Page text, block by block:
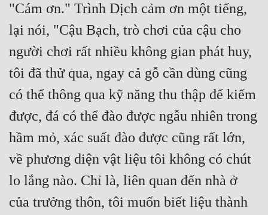
"Cám ơn." Trình Dịch cảm ơn một tiếng,
lại nói, "Cậu Bạch, trò chơi của cậu cho
người chơi rất nhiều không gian phát huy,
tôi đã thử qua, ngay cả gỗ cần dùng cũng
có thể thông qua kỹ năng thu thập để kiếm
được, đá có thể đào được ngẫu nhiên trong
hầm mỏ, xác suất đào được cũng rất lớn,
về phương diện vật liệu tôi không có chút
lo lắng nào. Chỉ là, liên quan đến nhà ở
của trưởng thôn, tôi muốn biết liệu thành